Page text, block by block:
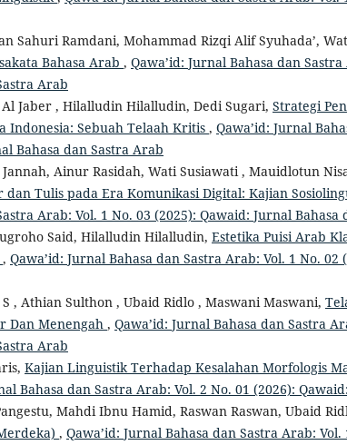
Sahuri Ramdani, Mohammad Rizqi Alif Syuhada’,
Bahasa Arab , Qawa’id: Jurnal Bahasa dan
Arab
Jaber , Hilalludin Hilalludin, Dedi Sugari, Strategi
Indonesia: Sebuah Telaah Kritis , Qawa’id: Jurnal
Bahasa dan Sastra Arab
Ainur Rasidah, Wati Susiawati , Mauidlotun
dan Tulis pada Era Komunikasi Digital: Kajian
Arab: Vol. 1 No. 03 (2025): Qawaid: Jurnal Bahasa
Said, Hilalludin Hilalludin, Estetika Puisi Arab
, Qawa’id: Jurnal Bahasa dan Sastra Arab: Vol. 1 No.
, Athian Sulthon , Ubaid Ridlo , Maswani Maswani,
Dan Menengah , Qawa’id: Jurnal Bahasa dan Sastra
Arab
Kajian Linguistik Terhadap Kesalahan Morfologis
Bahasa dan Sastra Arab: Vol. 2 No. 01 (2026):
Mahdi Ibnu Hamid, Raswan Raswan, Ubaid
, Qawa’id: Jurnal Bahasa dan Sastra Arab: